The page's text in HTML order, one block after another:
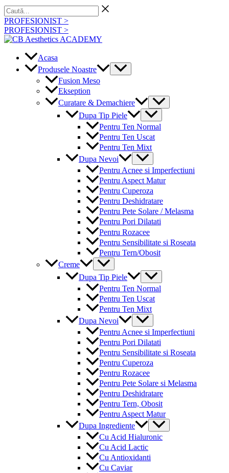
Skip
to
content
Caută...
PROFESIONIST >
PROFESIONIST >
Acasa
Produsele Noastre
Menu
Toggle
Fusion Meso
Ekseption
Curatare & Demachiere
Menu
Toggle
Dupa Tip Piele
Menu
Toggle
Pentru Ten Normal
Pentru Ten Uscat
Pentru Ten Mixt
Dupa Nevoi
Menu
Toggle
Pentru Acnee si Imperfectiuni
Pentru Aspect Matur
Pentru Cuperoza
Pentru Deshidratare
Pentru Pete Solare / Melasma
Pentru Pori Dilatati
Pentru Rozacee
Pentru Sensibilitate si Roseata
Pentru Tern/Obosit
Creme
Menu
Toggle
Dupa Tip Piele
Menu
Toggle
Pentru Ten Normal
Pentru Ten Uscat
Pentru Ten Mixt
Dupa Nevoi
Menu
Toggle
Pentru Acnee si Imperfectiuni
Pentru Pori Dilatati
Pentru Sensibilitate si Roseata
Pentru Cuperoza
Pentru Rozacee
Pentru Pete Solare si Melasma
Pentru Deshidratare
Pentru Tern, Obosit
Pentru Aspect Matur
Dupa Ingrediente
Menu
Toggle
Cu Acid Hialuronic
Cu Acid Lactic
Cu Antioxidanti
Cu Caviar